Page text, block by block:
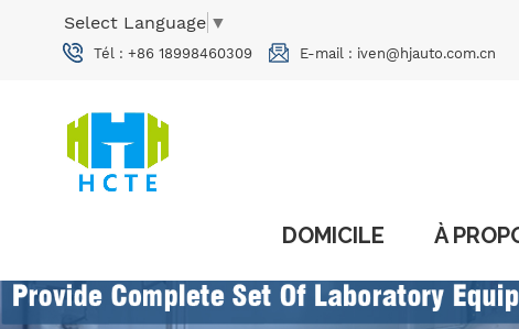
Select Language ▼
Tél : +86 18998460309 E-mail : iven@hjauto.com.cn
DOMICILE À